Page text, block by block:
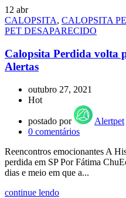
12 abr
CALOPSITA, CALOPSITA
PET DESAPARECIDO
Calopsita Perdida volta
Alertas
outubro 27, 2021
Hot
postado por
Alertpet
0 comentários
Reencontros emocionantes A
perdida em SP Por Fátima
dias e meio em que a...
continue lendo